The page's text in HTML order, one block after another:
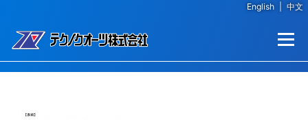
English
中文
メニュー